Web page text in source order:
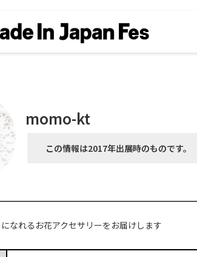
momo-kt
この情報は2017年出展時のものです。
なれるお花アクセサリーをお届けします